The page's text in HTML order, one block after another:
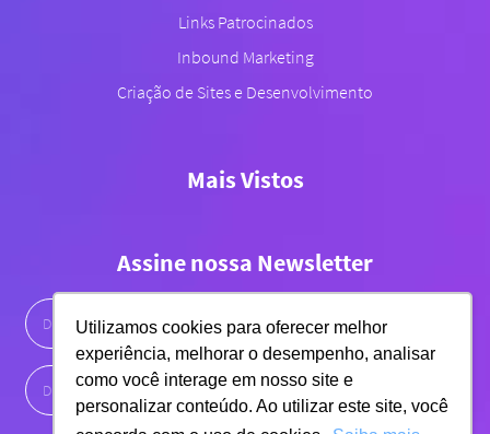
Utilizamos cookies para oferecer melhor
experiência, melhorar o desempenho, analisar
como você interage em nosso site e
personalizar conteúdo. Ao utilizar este site, você
Links Patrocinados
Inbound Marketing
Criação de Sites e Desenvolvimento
Mais Vistos
Assine nossa Newsletter